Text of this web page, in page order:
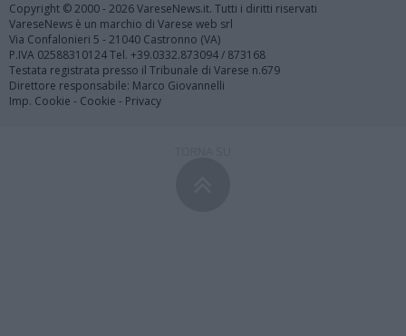
Copyright © 2000 - 2026 VareseNews.it. Tutti i diritti riservati
VareseNews è un marchio di Varese web srl
Via Confalonieri 5 - 21040 Castronno (VA)
P.IVA 02588310124 Tel. +39.0332.873094 / 873168
Testata registrata presso il Tribunale di Varese n.679
Direttore responsabile: Marco Giovannelli
Imp. Cookie - Cookie - Privacy